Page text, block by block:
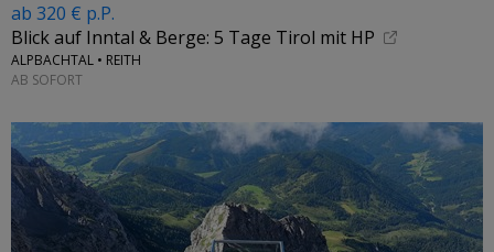
ab 320 € p.P.
Blick auf Inntal & Berge: 5 Tage Tirol mit HP
ALPBACHTAL • REITH
AB SOFORT
←